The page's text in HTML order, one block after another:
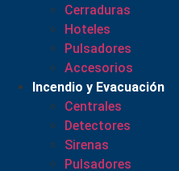
Cerraduras
Hoteles
Pulsadores
Accesorios
Incendio y Evacuación
Centrales
Detectores
Sirenas
Pulsadores